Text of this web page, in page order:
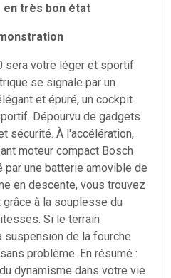
en très bon état
sera votre léger et sportif
se signale par un
et épuré, un cockpit
Dépourvu de gadgets
sécurité. À l'accélération,
moteur compact Bosch
par une batterie amovible de
en descente, vous trouvez
à la souplesse du
Si le terrain
suspension de la fourche
problème. En résumé :
dynamisme dans votre vie